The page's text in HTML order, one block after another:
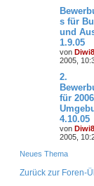
s für
und
1.9.05
von
2005,
2.
für
4.10.05
von
2005,
Neues Thema
Zurück zur Foren-